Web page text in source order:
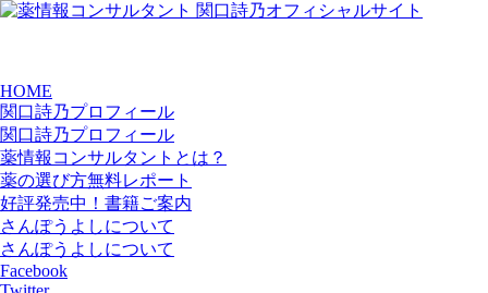
HOME
関口詩乃プロフィール
関口詩乃プロフィール
薬情報コンサルタントとは？
薬の選び方無料レポート
好評発売中！書籍ご案内
さんぽうよしについて
さんぽうよしについて
Facebook